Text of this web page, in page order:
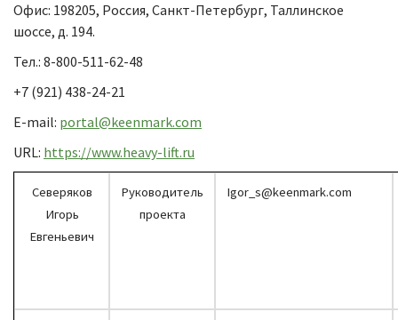
Офис: 198205, Россия, Санкт-Петербург, Таллинское
шоссе, д. 194.
Тел.: 8-800-511-62-48
+7 (921) 438-24-21
E-mail: portal@keenmark.com
URL: https://www.heavy-lift.ru
Северяков
Игорь
Евгеньевич
Руководитель
проекта
Igor_ s@keenmark.com